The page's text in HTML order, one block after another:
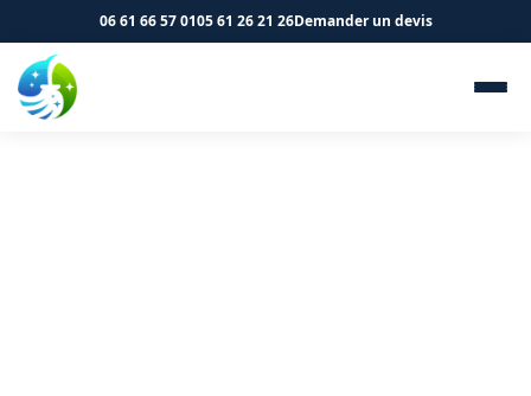
06 61 66 57 0105 61 26 21 26Demander un devis